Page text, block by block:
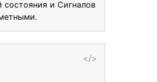
и Сигналов
</>